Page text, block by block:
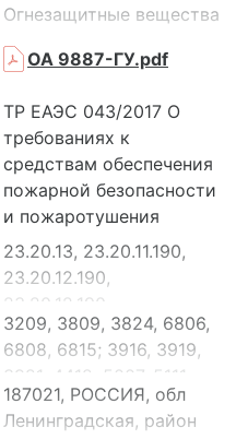
Огнезащитные вещества
Декоративные
Пожарное
оборудование; Шкафы
пожарные; Вещества и
материалы
строительные;
Материалы листовые
(листы, плиты,
пластины, блоки) из
термопластов;
Материалы тепло и
Покрытия пола,
Кровельные и
ОА 9887-ГУ.pdf
ТР ЕАЭС 043/2017 О
требованиях к
средствам обеспечения
пожарной безопасности
и пожаротушения
23.20.13, 23.20.11.190,
23.20.12.190,
23.20.12.190,
20.13.42.130,
20.59.59.000, 20.30.1,
20.30.11.120, 20.30.21.110,
20.59.59.000, 22.19.73,
3209, 3809, 3824, 6806,
6808, 6815; 3916, 3919,
3921, 4412, 5007, 5111,
5112, 5208, 5209, 5211,
5212, 5309, 5311, 5407,
187021, РОССИЯ, обл
Ленинградская, район